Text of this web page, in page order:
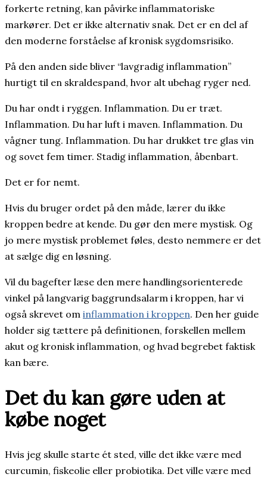
forkerte retning, kan påvirke inflammatoriske
markører. Det er ikke alternativ snak. Det er en del af
den moderne forståelse af kronisk sygdomsrisiko.
På den anden side bliver “lavgradig inflammation”
hurtigt til en skraldespand, hvor alt ubehag ryger ned.
Du har ondt i ryggen. Inflammation. Du er træt.
Inflammation. Du har luft i maven. Inflammation. Du
vågner tung. Inflammation. Du har drukket tre glas vin
og sovet fem timer. Stadig inflammation, åbenbart.
Det er for nemt.
Hvis du bruger ordet på den måde, lærer du ikke
kroppen bedre at kende. Du gør den mere mystisk. Og
jo mere mystisk problemet føles, desto nemmere er det
at sælge dig en løsning.
Vil du bagefter læse den mere handlingsorienterede
vinkel på langvarig baggrundsalarm i kroppen, har vi
også skrevet om inflammation i kroppen. Den her guide
holder sig tættere på definitionen, forskellen mellem
akut og kronisk inflammation, og hvad begrebet faktisk
kan bære.
Det du kan gøre uden at
købe noget
Hvis jeg skulle starte ét sted, ville det ikke være med
curcumin, fiskeolie eller probiotika. Det ville være med